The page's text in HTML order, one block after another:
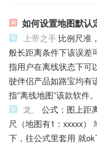
如何设置地图默认
上帝之手 比例尺准
般长距离条件下该误差
指用户在离线状态下可
驶伴侣产品如路宝均有
指”离线地图”该款软件。
龙、
公式：图上距
尺（地图有1：xxxxx）
下，往公式里套用 就ok